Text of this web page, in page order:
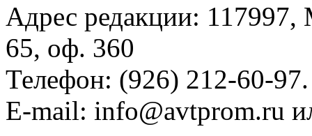
Адрес редакции:
65, оф. 360
Телефон: (926) 212-60-97.
E-mail: info@avtprom.ru